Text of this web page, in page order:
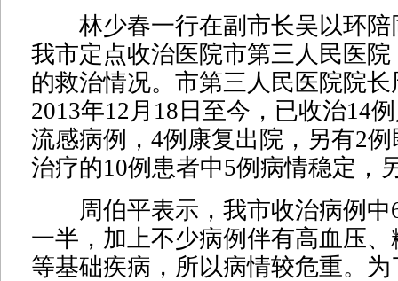
林少春一行在副市长吴以环陪
我市定点收治医院市第三人民医
的救治情况。市第三人民医院院
2013年12月18日至今，已收治14
流感病例，4例康复出院，另有2
治疗的10例患者中5例病情稳定，
周伯平表示，我市收治病例中
一半，加上不少病例伴有高血压
等基础疾病，所以病情较危重。